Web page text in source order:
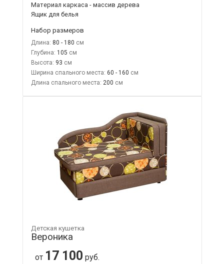
Материал каркаса - массив дерева
Ящик для белья
Набор размеров
Длина: 80 - 180
Глубина: 105
Высота: 93
Ширина спального места: 60 - 160
Длина спального места: 200
Детская кушетка
Вероника
от 17 100 руб.